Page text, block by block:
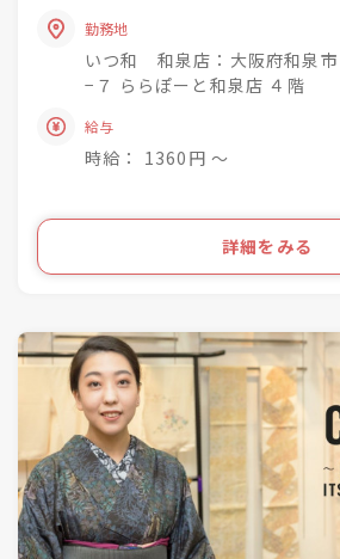
興味関心を深めながら
成長できる社風◎
「いつ和」29店舗
「いつ和・ふるーれ」4店舗
「成人式サロンKiRARA（振袖専門）
「きものの相談窓口MATSUYA」1店舗
●・○・●・○・●・○・●・〇
・おでかけ会 / 着付け教室 / お
案内
お客様のそんな疑問や不安を解
きものをより身近に、気軽に、
ライフスタイルの多様化を実
勤務地
いつ和 和泉店：大阪府和泉市
−７ ららぽーと和泉店 ４階
給与
時給： 1360円 〜
詳細をみる